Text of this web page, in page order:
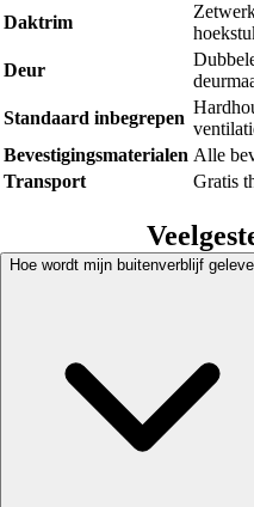
Daktrim
Deur
Standaard inbegrepen
Bevestigingsmaterialen Alle
Transport
Gratis
Hoe wordt mijn buitenverblijf